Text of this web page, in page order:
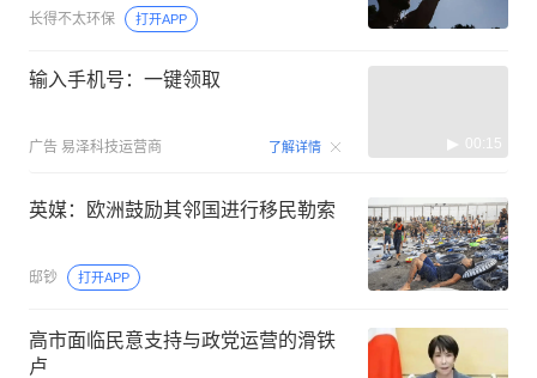
长得不太环保 打开APP
输入手机号：一键领取
广告 易泽科技运营商 了解详情 00:15
英媒：欧洲鼓励其邻国进行移民勒索
邸钞 打开APP
高市面临民意支持与政党运营的滑铁
卢